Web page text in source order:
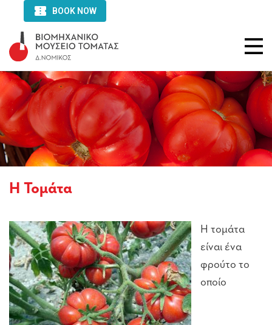
Η Τομάτα
Η τομάτα
είναι ένα
φρούτο το
οποίο